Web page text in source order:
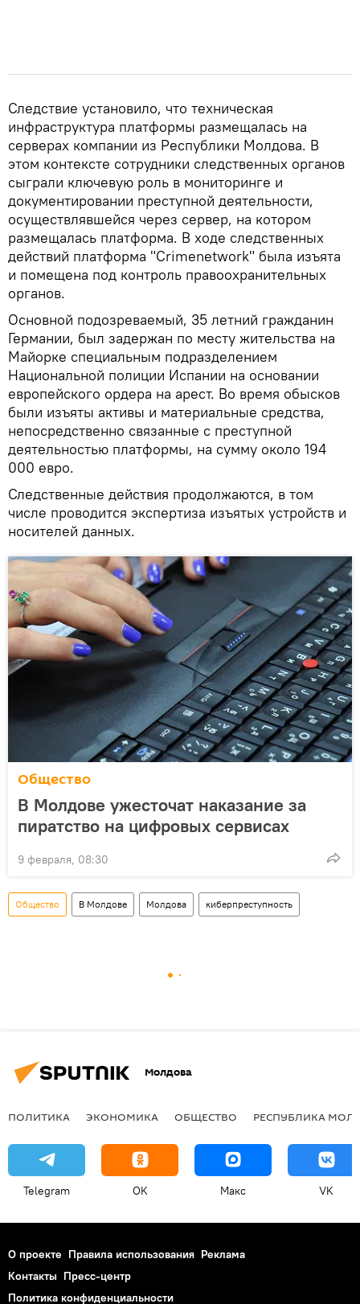
Следствие установило, что техническая
инфраструктура платформы размещалась на
серверах компании из Республики Молдова. В
этом контексте сотрудники следственных органов
сыграли ключевую роль в мониторинге и
документировании преступной деятельности,
осуществлявшейся через сервер, на котором
размещалась платформа. В ходе следственных
действий платформа "Crimenetwork" была изъята
и помещена под контроль правоохранительных
органов.
Основной подозреваемый, 35 летний гражданин
Германии, был задержан по месту жительства на
Майорке специальным подразделением
Национальной полиции Испании на основании
европейского ордера на арест. Во время обысков
были изъяты активы и материальные средства,
непосредственно связанные с преступной
деятельностью платформы, на сумму около 194
000 евро.
Следственные действия продолжаются, в том
числе проводится экспертиза изъятых устройств и
носителей данных.
Общество
В Молдове ужесточат наказание за
пиратство на цифровых сервисах
9 февраля, 08:30
Общество В Молдове Молдова киберпреступность
Молдова
ПОЛИТИКА ЭКОНОМИКА ОБЩЕСТВО РЕСПУБЛИКА
Telegram OK Макс VK
О проекте Правила использования Реклама
Контакты Пресс-центр
Политика конфиденциальности